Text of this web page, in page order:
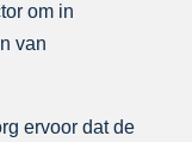
om in
van
ervoor dat de